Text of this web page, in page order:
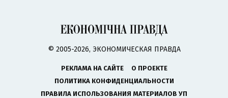
© 2005-2026, ЭКОНОМИЧЕСКАЯ ПРАВДА
РЕКЛАМА НА САЙТЕ
О ПРОЕКТЕ
ПОЛИТИКА КОНФИДЕНЦИАЛЬНОСТИ
ПРАВИЛА ИСПОЛЬЗОВАНИЯ МАТЕРИАЛОВ УП